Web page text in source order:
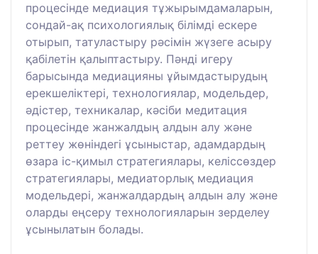
процесінде медиация тұжырымдамаларын,
сондай-ақ психологиялық білімді ескере
отырып, татуластыру рәсімін жүзеге асыру
қабілетін қалыптастыру. Пәнді игеру
барысында медиацияны ұйымдастырудың
ерекшеліктері, технологиялар, модельдер,
әдістер, техникалар, кәсіби медитация
процесінде жанжалдың алдын алу және
реттеу жөніндегі ұсыныстар, адамдардың
өзара іс-қимыл стратегиялары, келіссөздер
стратегиялары, медиаторлық медиация
модельдері, жанжалдардың алдын алу және
оларды еңсеру технологияларын зерделеу
ұсынылатын болады.